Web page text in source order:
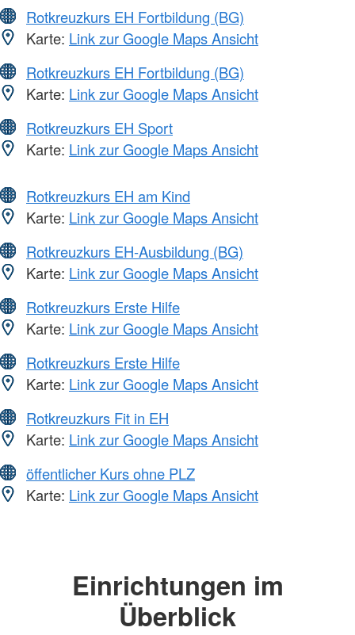
Rotkreuzkurs EH Fortbildung (BG)
Karte: Link zur Google Maps Ansicht
Rotkreuzkurs EH Fortbildung (BG)
Karte: Link zur Google Maps Ansicht
Rotkreuzkurs EH Sport
Karte: Link zur Google Maps Ansicht
Rotkreuzkurs EH am Kind
Karte: Link zur Google Maps Ansicht
Rotkreuzkurs EH-Ausbildung (BG)
Karte: Link zur Google Maps Ansicht
Rotkreuzkurs Erste Hilfe
Karte: Link zur Google Maps Ansicht
Rotkreuzkurs Erste Hilfe
Karte: Link zur Google Maps Ansicht
Rotkreuzkurs Fit in EH
Karte: Link zur Google Maps Ansicht
öffentlicher Kurs ohne PLZ
Karte: Link zur Google Maps Ansicht
Einrichtungen im
Überblick